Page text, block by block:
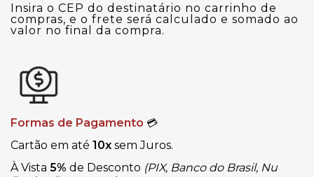
Insira o CEP do destinatário no carrinho de
compras, e o frete será calculado e somado ao
valor no final da compra.
Formas de Pagamento 💳
Cartão em até 10x sem Juros.
À Vista 5% de Desconto (PIX, Banco do Brasil, Nu